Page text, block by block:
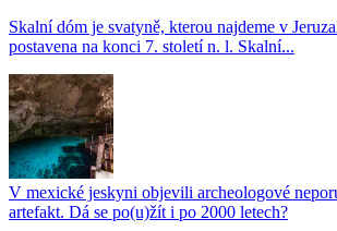
Skalní dóm je svatyně, kterou najdeme v
postavena na konci 7. století n. l. Skalní...
V mexické jeskyni objevili archeologové
artefakt. Dá se po(u)žít i po 2000 letech?